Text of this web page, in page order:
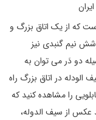
که از یک اتاق بزرگ و
به اضلاع ۴ متری با پوشش نیم گنبدی نیز
دو دَر می توان به
در اتاق بزرگ راه
را مشاهده کنید که
عکس از سیف ‌الدوله،